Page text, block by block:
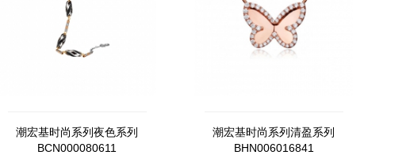
潮宏基时尚系列夜色系列
BCN000080611
潮宏基时尚系列清盈系列
BHN006016841